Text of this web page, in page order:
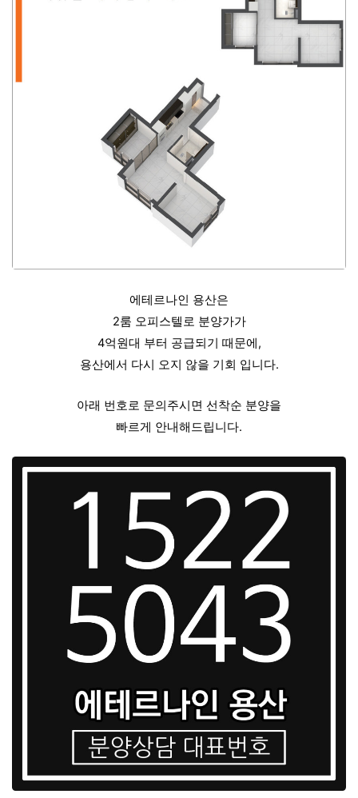
에테르나인 용산은
2룸 오피스텔로 분양가가
4억원대 부터 공급되기 때문에,
용산에서 다시 오지 않을 기회 입니다.
아래 번호로 문의주시면 선착순 분양을
빠르게 안내해드립니다.